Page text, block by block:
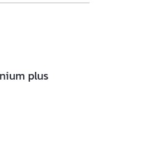
plus